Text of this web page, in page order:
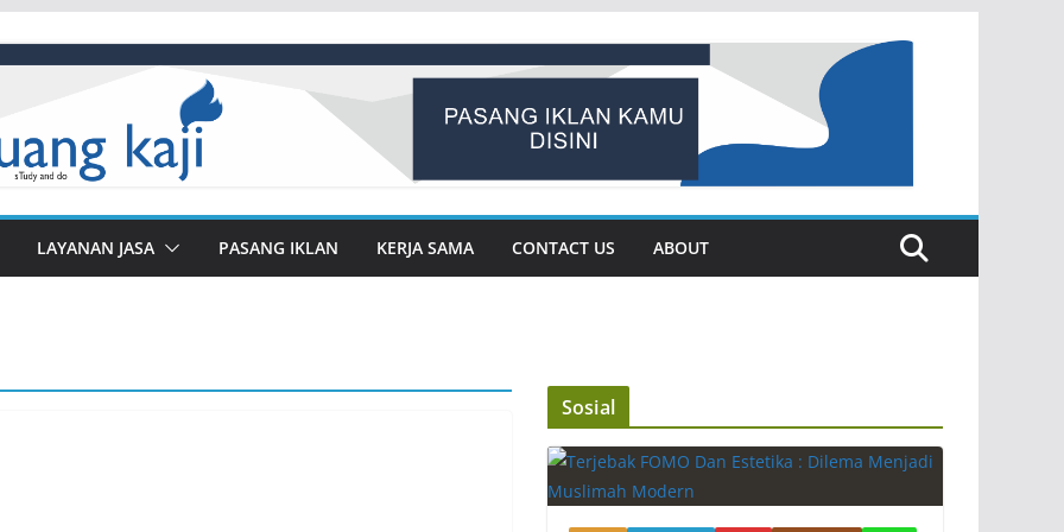
LAYANAN JASA PASANG IKLAN KERJA SAMA CONTACT US ABOUT
Sosial